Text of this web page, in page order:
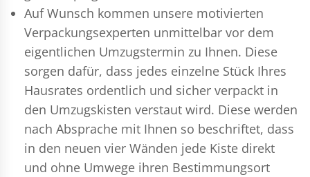
Auf Wunsch kommen unsere motivierten
Verpackungsexperten unmittelbar vor dem
eigentlichen Umzugstermin zu Ihnen. Diese
sorgen dafür, dass jedes einzelne Stück Ihres
Hausrates ordentlich und sicher verpackt in
den Umzugskisten verstaut wird. Diese werden
nach Absprache mit Ihnen so beschriftet, dass
in den neuen vier Wänden jede Kiste direkt
und ohne Umwege ihren Bestimmungsort